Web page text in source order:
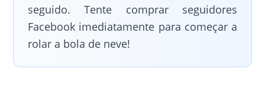
seguido. Tente comprar seguidores
Facebook imediatamente para começar a
rolar a bola de neve!